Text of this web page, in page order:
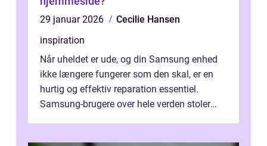
29 januar 2026
Cecilie Hansen
inspiration
Når uheldet er ude, og din Samsung enhed
ikke længere fungerer som den skal, er en
hurtig og effektiv reparation essentiel.
Samsung-brugere over hele verden stoler